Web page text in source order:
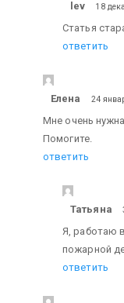
lev 18
Статья
ответить
Елена 24
Мне очень
Помогите.
ответить
Татьяна
Я, работаю
пожарной
ответить